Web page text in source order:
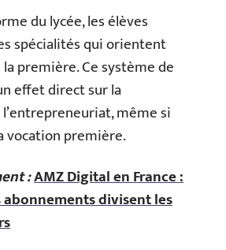
du lycée, les élèves
spécialités qui orientent
première. Ce système de
effet direct sur la
même si
vocation première.
:AMZ Digital en France :
divisent les